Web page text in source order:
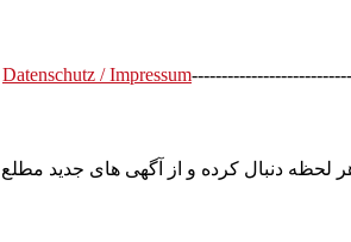
Datenschutz / Impressum
لحظه دنبال کرده و از آگهی های جدید